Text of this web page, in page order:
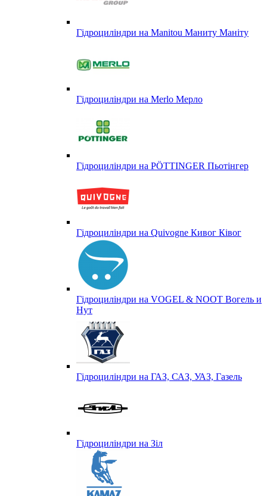
Гідроциліндри на Manitou Маниту Маніту
Гідроциліндри на Merlo Мерло
Гідроциліндри на PÖTTINGER Пьотінгер
Гідроциліндри на Quivogne Кивог Ківог
Гідроциліндри на VOGEL & NOOT Вогель и
Нут
Гідроциліндри на ГАЗ, САЗ, УАЗ, Газель
Гідроциліндри на Зіл